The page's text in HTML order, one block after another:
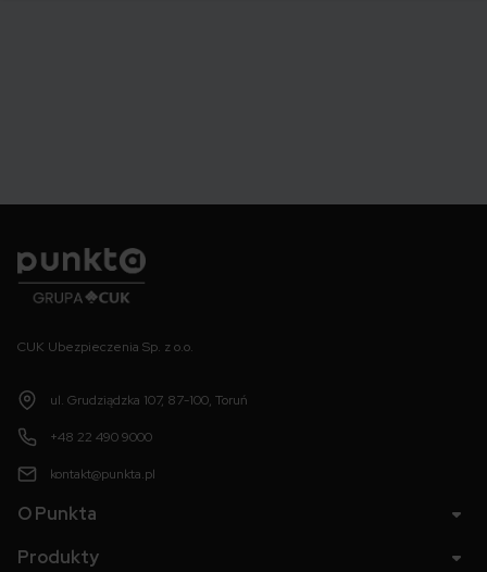
CUK Ubezpieczenia Sp. z o.o.
ul. Grudziądzka 107, 87-100, Toruń
+48 22 490 9000
kontakt@punkta.pl
O Punkta
Produkty